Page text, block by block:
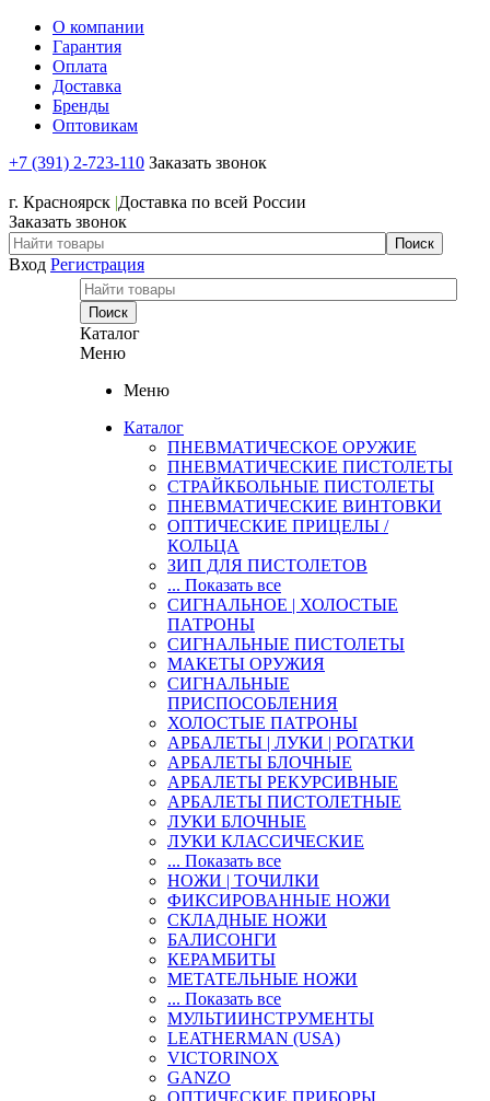
О компании
Гарантия
Оплата
Доставка
Бренды
Оптовикам
+7 (391) 2-723-110 Заказать звонок
г. Красноярск |Доставка по всей России
Заказать звонок
Вход Регистрация
Каталог
Меню
Меню
Каталог
ПНЕВМАТИЧЕСКОЕ ОРУЖИЕ
ПНЕВМАТИЧЕСКИЕ ПИСТОЛЕТЫ
СТРАЙКБОЛЬНЫЕ ПИСТОЛЕТЫ
ПНЕВМАТИЧЕСКИЕ ВИНТОВКИ
ОПТИЧЕСКИЕ ПРИЦЕЛЫ /
КОЛЬЦА
ЗИП ДЛЯ ПИСТОЛЕТОВ
... Показать все
СИГНАЛЬНОЕ | ХОЛОСТЫЕ
ПАТРОНЫ
СИГНАЛЬНЫЕ ПИСТОЛЕТЫ
МАКЕТЫ ОРУЖИЯ
СИГНАЛЬНЫЕ
ПРИСПОСОБЛЕНИЯ
ХОЛОСТЫЕ ПАТРОНЫ
АРБАЛЕТЫ | ЛУКИ | РОГАТКИ
АРБАЛЕТЫ БЛОЧНЫЕ
АРБАЛЕТЫ РЕКУРСИВНЫЕ
АРБАЛЕТЫ ПИСТОЛЕТНЫЕ
ЛУКИ БЛОЧНЫЕ
ЛУКИ КЛАССИЧЕСКИЕ
... Показать все
НОЖИ | ТОЧИЛКИ
ФИКСИРОВАННЫЕ НОЖИ
СКЛАДНЫЕ НОЖИ
БАЛИСОНГИ
КЕРАМБИТЫ
МЕТАТЕЛЬНЫЕ НОЖИ
... Показать все
МУЛЬТИИНСТРУМЕНТЫ
LEATHERMAN (USA)
VICTORINOX
GANZO
ОПТИЧЕСКИЕ ПРИБОРЫ